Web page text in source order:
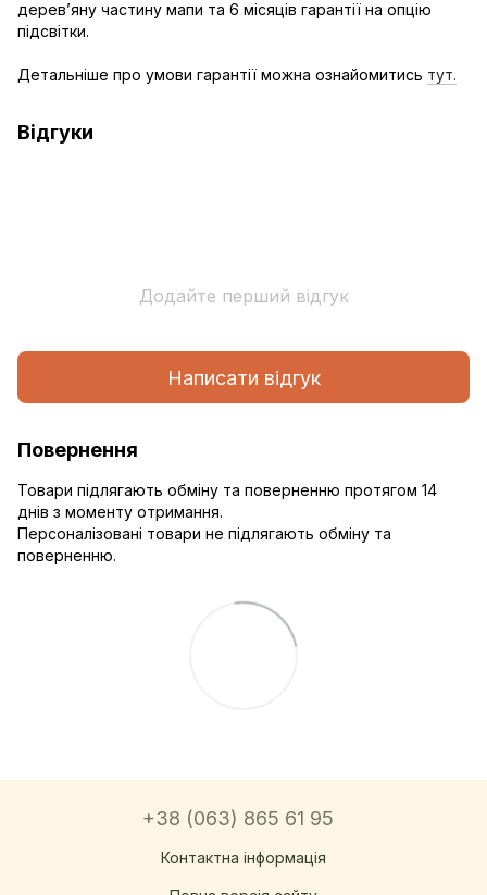
дерев’яну частину мапи та 6 місяців гарантії на опцію
підсвітки.
Детальніше про умови гарантії можна ознайомитись тут.
Відгуки
Додайте перший відгук
Написати відгук
Повернення
Товари підлягають обміну та поверненню протягом 14
днів з моменту отримання.
Персоналізовані товари не підлягають обміну та
поверненню.
+38 (063) 865 61 95
Контактна інформація